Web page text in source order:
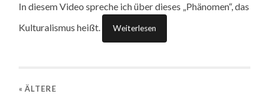
In diesem Video spreche ich über dieses „Phänomen“, das
Kulturalismus heißt.
Weiterlesen
« ÄLTERE